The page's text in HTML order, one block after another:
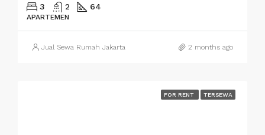
3 2 64
APARTEMEN
Jual Sewa Rumah Jakarta 2 months ago
FOR RENT TERSEWA